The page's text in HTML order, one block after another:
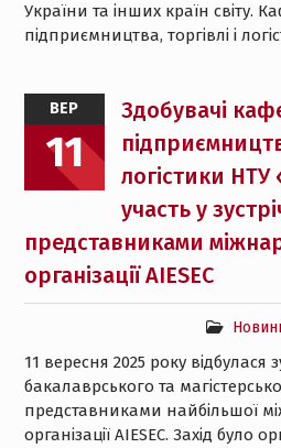
України та інших країн світу.
підприємництва, торгівлі і
ВЕР
11
Здобувачі
логістики НТУ
участь у
представниками
організації AIESEC
11 вересня 2025 року відбулася
бакалаврського та
представниками найбільшої
організації AIESEC. Захід було